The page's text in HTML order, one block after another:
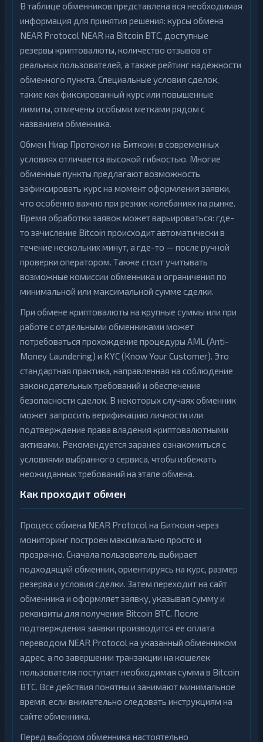
В таблице обменников представлена вся необходимая
информация для принятия решения: курсы обмена
NEAR Protocol NEAR на Bitcoin BTC, доступные
резервы криптовалюты, количество отзывов от
реальных пользователей, а также рейтинг надёжности
обменного пункта. Специальные условия сделок,
такие как фиксированный курс или повышенные
лимиты, отмечены особыми метками рядом с
названием обменника.
Обмен Ниар Протокол на Биткоин в современных
условиях отличается высокой гибкостью. Многие
обменные пункты предлагают возможность
зафиксировать курс на момент оформления заявки,
что особенно важно при резких колебаниях на рынке.
Время обработки заявок может варьироваться: где-
то зачисление Bitcoin происходит автоматически в
течение нескольких минут, а где-то — после ручной
проверки оператором. Также стоит учитывать
возможные комиссии обменника и ограничения по
минимальной или максимальной сумме сделки.
При обмене криптовалюты на крупные суммы или при
работе с отдельными обменниками может
потребоваться прохождение процедуры AML (Anti-
Money Laundering) и KYC (Know Your Customer). Это
стандартная практика, направленная на соблюдение
законодательных требований и обеспечение
безопасности сделок. В некоторых случаях обменник
может запросить верификацию личности или
подтверждение права владения криптовалютными
активами. Рекомендуется заранее ознакомиться с
условиями выбранного сервиса, чтобы избежать
неожиданных требований на этапе обмена.
Как проходит обмен
Процесс обмена NEAR Protocol на Биткоин через
мониторинг построен максимально просто и
прозрачно. Сначала пользователь выбирает
подходящий обменник, ориентируясь на курс, размер
резерва и условия сделки. Затем переходит на сайт
обменника и оформляет заявку, указывая сумму и
реквизиты для получения Bitcoin BTC. После
подтверждения заявки производится ее оплата
переводом NEAR Protocol на указанный обменником
адрес, а по завершении транзакции на кошелек
пользователя поступает необходимая сумма в Bitcoin
BTC. Все действия понятны и занимают минимальное
время, если внимательно следовать инструкциям на
сайте обменника.
Перед выбором обменника настоятельно